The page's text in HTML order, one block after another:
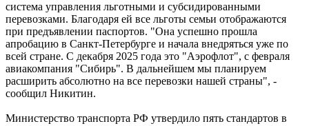
система управления льготными и субсидированными
перевозками. Благодаря ей все льготы семьи отображаются
при предъявлении паспортов. "Она успешно прошла
апробацию в Санкт-Петербурге и начала внедряться уже по
всей стране. С декабря 2025 года это "Аэрофлот", с февраля
авиакомпания "Сибирь". В дальнейшем мы планируем
расширить абсолютно на все перевозки нашей страны", -
сообщил Никитин.
Министерство транспорта РФ утвердило пять стандартов в